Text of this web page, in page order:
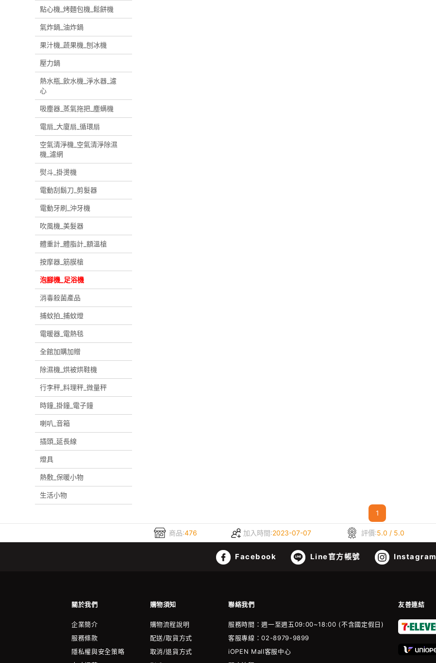
點心機_烤麵包機_鬆餅機
氣炸鍋_油炸鍋
果汁機_蔬果機_刨冰機
壓力鍋
熱水瓶_飲水機_淨水器_濾
心
吸塵器_蒸氣拖把_塵螨機
電扇_大廈扇_循環扇
空氣清淨機_空氣清淨除濕
機_濾網
熨斗_掛燙機
電動刮鬍刀_剪髮器
電動牙刷_沖牙機
吹風機_美髮器
體重計_體脂計_額溫槍
按摩器_筋膜槍
泡腳機_足浴機
消毒殺菌產品
捕蚊拍_捕蚊燈
電暖器_電熱毯
全館加購加贈
除濕機_烘被烘鞋機
行李秤_料理秤_微量秤
時鐘_掛鐘_電子鐘
喇叭_音箱
插頭_延長線
燈具
熱敷_保暖小物
生活小物
1
商品:476 加入時間:2023-07-07 評價:5.0 / 5.0
Facebook Line官方帳號 Instagram
關於我們 購物須知 聯絡我們 友善連結
企業簡介
服務條款
隱私權與安全策略
購物流程說明
配送/取貨方式
取消/退貨方式
服務時間：週一至週五09:00~18:00 (不含國定假日)
客服專線：02-8979-9899
iOPEN Mall客服中心